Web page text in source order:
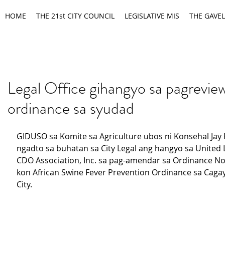
HOME THE 21st CITY COUNCIL LEGISLATIVE MIS THE GAVEL
Legal Office gihangyo sa
ordinance sa syudad
GIDUSO sa Komite sa Agriculture ubos ni Konsehal
ngadto sa buhatan sa City Legal ang hangyo sa
CDO Association, Inc. sa pag-amendar sa Ordinance
kon African Swine Fever Prevention Ordinance sa
City.